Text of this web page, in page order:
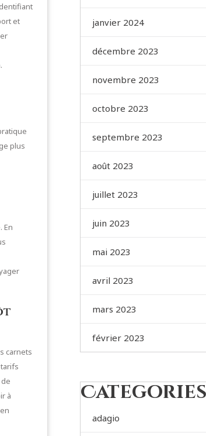
et
plus
En
carnets
à
janvier 2024
décembre 2023
novembre 2023
octobre 2023
septembre 2023
août 2023
juillet 2023
juin 2023
mai 2023
avril 2023
mars 2023
février 2023
Categories
adagio